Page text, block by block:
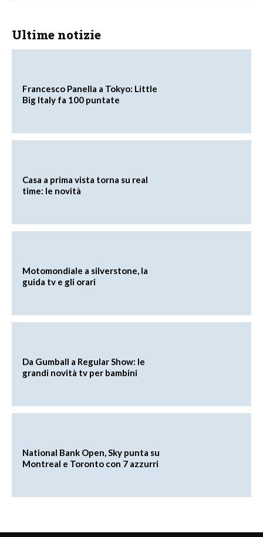
Ultime notizie
Francesco Panella a Tokyo: Little
Big Italy fa 100 puntate
Casa a prima vista torna su real
time: le novità
Motomondiale a silverstone, la
guida tv e gli orari
Da Gumball a Regular Show: le
grandi novità tv per bambini
National Bank Open, Sky punta su
Montreal e Toronto con 7 azzurri